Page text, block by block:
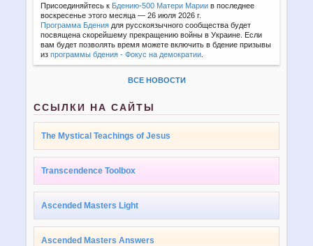
Присоединяйтесь к Бдению-500 Матери Марии в последнее
воскресенье этого месяца — 26 июля 2026 г.
Программа Бдения для русскоязычного сообщества будет
посвящена скорейшему прекращению войны в Украине. Если
вам будет позволять время можете включить в бдение призывы
изпрограммы бдения - Фокус на демократии
ВСЕ НОВОСТИ
ССЫЛКИ НА САЙТЫ
The Mystical Teachings of Jesus
Transcendence Toolbox
Ascended Masters Light
Ascended Masters Answers